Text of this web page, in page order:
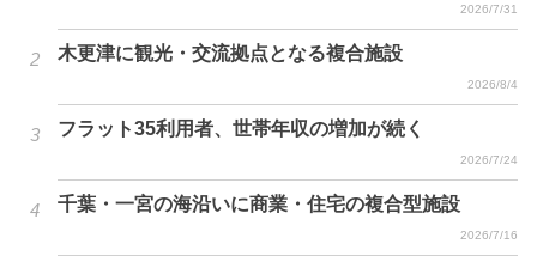
2026/7/31
木更津に観光・交流拠点となる複合施設
2026/8/4
フラット35利用者、世帯年収の増加が続く
2026/7/24
千葉・一宮の海沿いに商業・住宅の複合型施設
2026/7/16